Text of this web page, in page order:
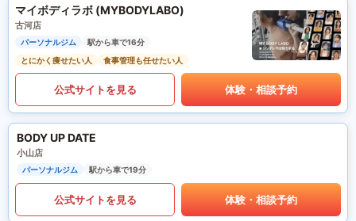
マイボディラボ (MYBODYLABO)
古河店
パーソナルジム
駅から車で16分
とにかく痩せたい人
食事管理も任せたい人
公式サイトを見る 体験・相談予約
BODY UP DATE
小山店
パーソナルジム 駅から車で19分
公式サイトを見る 体験・相談予約